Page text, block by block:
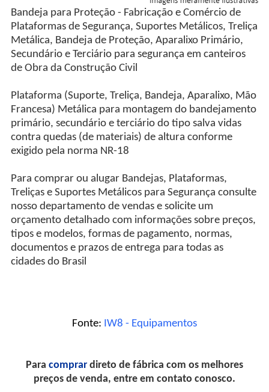
Bandeja para Proteção - Fabricação e Comércio de
Plataformas de Segurança, Suportes Metálicos, Treliça
Metálica, Bandeja de Proteção, Aparalixo Primário,
Secundário e Terciário para segurança em canteiros
de Obra da Construção Civil
Plataforma (Suporte, Treliça, Bandeja, Aparalixo, Mão
Francesa) Metálica para montagem do bandejamento
primário, secundário e terciário do tipo salva vidas
contra quedas (de materiais) de altura conforme
exigido pela norma NR-18
Para comprar ou alugar Bandejas, Plataformas,
Treliças e Suportes Metálicos para Segurança consulte
nosso departamento de vendas e solicite um
orçamento detalhado com informações sobre preços,
tipos e modelos, formas de pagamento, normas,
documentos e prazos de entrega para todas as
cidades do Brasil
Fonte: IW8 - Equipamentos
Para comprar direto de fábrica com os melhores
preços de venda, entre em contato conosco.